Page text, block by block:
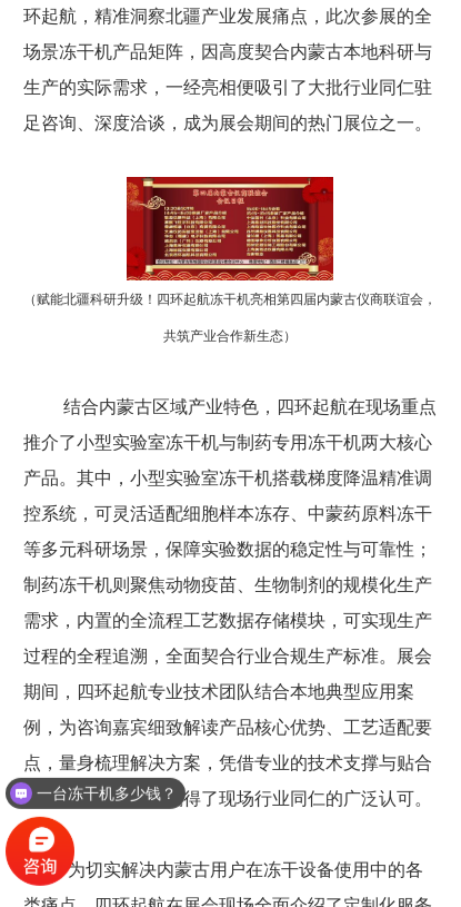
环起航，精准洞察北疆产业发展痛点，此次参展的全
场景冻干机产品矩阵，因高度契合内蒙古本地科研与
生产的实际需求，一经亮相便吸引了大批行业同仁驻
足咨询、深度洽谈，成为展会期间的热门展位之一。
（赋能北疆科研升级！四环起航冻干机亮相第四届内蒙古仪商联谊会，
共筑产业合作新生态）
结合内蒙古区域产业特色，四环起航在现场重点
推介了小型实验室冻干机与制药专用冻干机两大核心
产品。其中，小型实验室冻干机搭载梯度降温精准调
控系统，可灵活适配细胞样本冻存、中蒙药原料冻干
等多元科研场景，保障实验数据的稳定性与可靠性；
制药冻干机则聚焦动物疫苗、生物制剂的规模化生产
需求，内置的全流程工艺数据存储模块，可实现生产
过程的全程追溯，全面契合行业合规生产标准。展会
期间，四环起航专业技术团队结合本地典型应用案
例，为咨询嘉宾细致解读产品核心优势、工艺适配要
点，量身梳理解决方案，凭借专业的技术支撑与贴合
实际的产品设计，赢得了现场行业同仁的广泛认可。
为切实解决内蒙古用户在冻干设备使用中的各
一台冻干机多少钱？